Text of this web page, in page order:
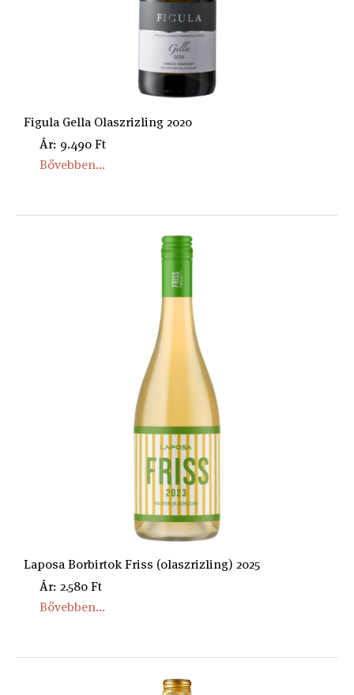
Figula Gella Olaszrizling 2020
Ár: 9.490 Ft
Bővebben...
Laposa Borbirtok Friss (olaszrizling) 2025
Ár: 2.580 Ft
Bővebben...